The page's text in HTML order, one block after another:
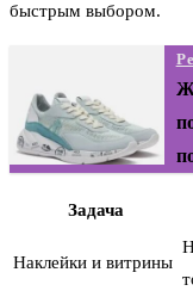
быстрым выбором.
Задача
Наклейки и витрины